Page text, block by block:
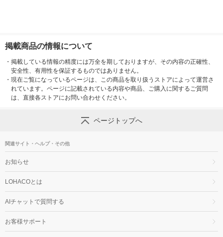
掲載商品の情報について
・ 掲載している情報の精度には万全を期しておりますが、その内容の正確性、
安全性、有用性を保証するものではありません。
・ 現在ご覧になっているページは、この商品を取り扱うストアによって運営さ
れています。ページに記載されている内容や商品、ご購入に関するご質問
は、直接各ストアにお問い合わせください。
ページトップへ
関連サイト・ヘルプ・その他
お知らせ
LOHACOとは
AIチャットで質問する
お客様サポート